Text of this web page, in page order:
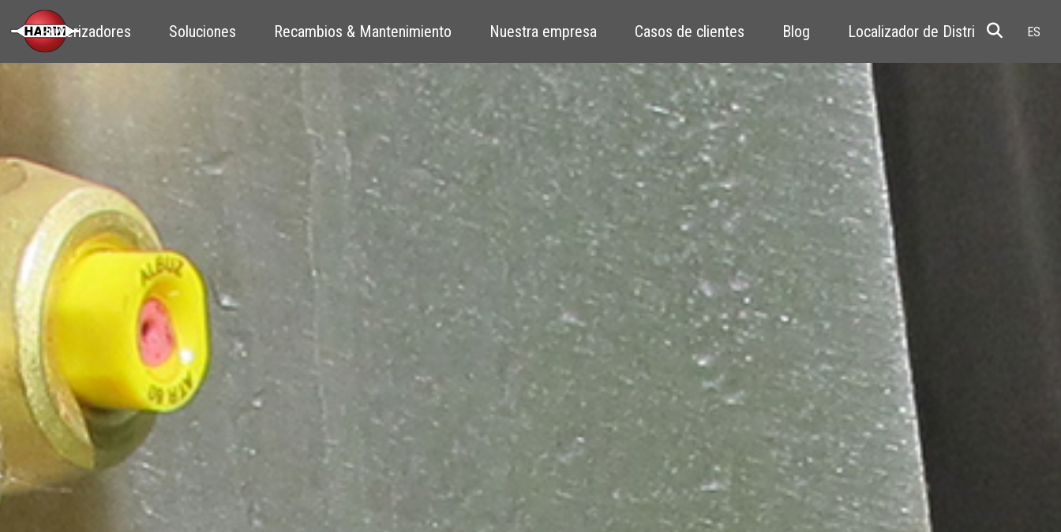
Pulverizadores Soluciones Recambios & Mantenimiento Nuestra empresa Casos de clientes Blog Localizador de Distribuidores